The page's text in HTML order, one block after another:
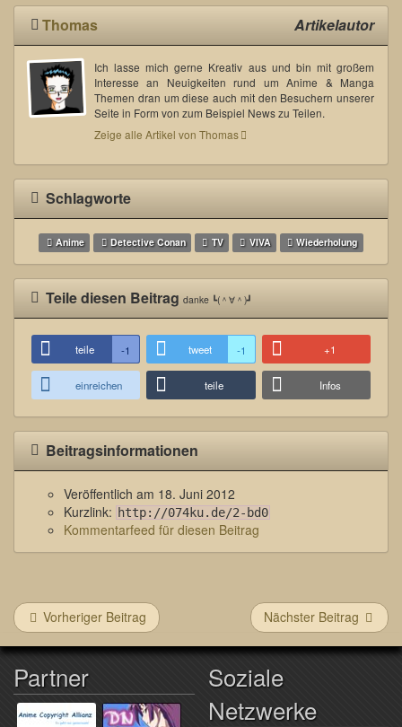
Thomas Artikelautor
Ich lasse mich gerne Kreativ aus und bin mit großem
Interesse an Neuigkeiten rund um Anime & Manga
Themen dran um diese auch mit den Besuchern unserer
Seite in Form von zum Beispiel News zu Teilen.
Zeige alle Artikel von Thomas
Schlagworte
Anime Detective Conan TV VIVA Wiederholung
Teile diesen Beitragdanke ┗(＾∀＾)┛
teile -1 tweet -1 +1
einreichen teile Infos
Beitragsinformationen
Veröffentlich am 18. Juni 2012
Kurzlink: http://074ku.de/2-bd0
Kommentarfeed für diesen Beitrag
Vorheriger Beitrag Nächster Beitrag
Partner
Soziale
Netzwerke